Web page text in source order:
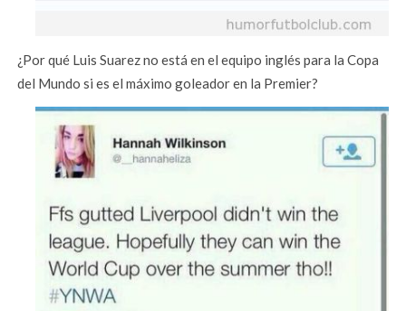
¿Por qué Luis Suarez no está en el equipo inglés para la Copa
del Mundo si es el máximo goleador en la Premier?